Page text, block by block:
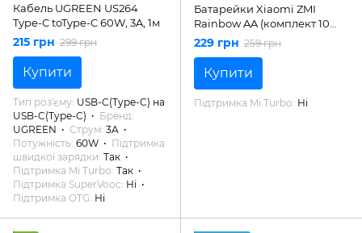
Кабель UGREEN US264
Type-C toType-C 60W, 3A, 1м
215 грн 299 грн
Купити
Тип роз'єму USB-C(Type-C) на
USB-C(Type-C)
Бренд
UGREEN
Струм 3A
Потужність 60W
Підтримка
швидкої зарядки Так
Підтримка Mi Turbo Так
Підтримка SuperVooc Ні
Підтримка OTG Ні
Батарейки Xiaomi ZMI
Rainbow AA (комплект 10
батарейок)
229 грн 259 грн
Купити
Підтримка Mi Turbo Ні